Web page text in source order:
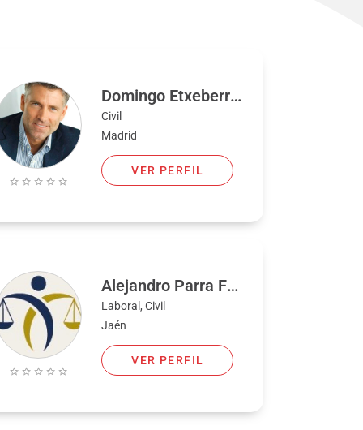
Domingo Etxeberria
Civil
Madrid
VER PERFIL
Alejandro Parra Frando
Laboral, Civil
Jaén
VER PERFIL